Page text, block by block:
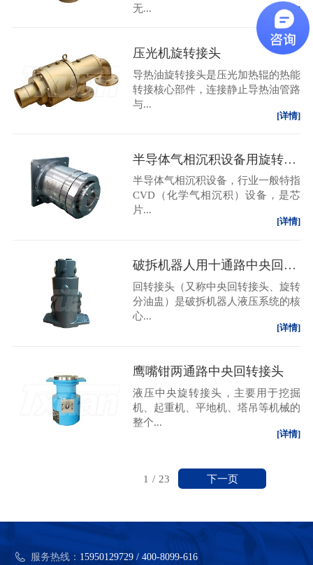
无...
[详情]
压光机旋转接头
导热油旋转接头是压光加热辊的热能
转接核心部件，连接静止导热油管路
与...
[详情]
半导体气相沉积设备用旋转接头
半导体气相沉积设备，行业一般特指
CVD（化学气相沉积）设备，是芯
片...
[详情]
破拆机器人用十通路中央回转接头
回转接头（又称中央回转接头、旋转
分油盅）是破拆机器人液压系统的核
心...
[详情]
鹰嘴钳两通路中央回转接头
液压中央旋转接头，主要用于挖掘
机、起重机、平地机、塔吊等机械的
整个...
[详情]
1 / 23 下一页
服务热线： 15950129729 / 400-8099-616